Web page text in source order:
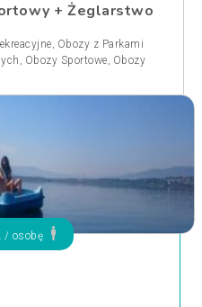
+ Żeglarstwo
, Obozy z Parkami
, Obozy Sportowe, Obozy
/ osobę